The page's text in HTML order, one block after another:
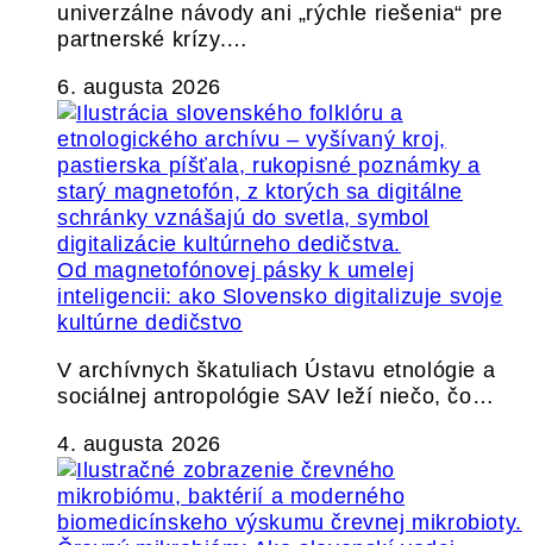
univerzálne návody ani „rýchle riešenia“ pre
partnerské krízy.…
6. augusta 2026
Od magnetofónovej pásky k umelej
inteligencii: ako Slovensko digitalizuje svoje
kultúrne dedičstvo
V archívnych škatuliach Ústavu etnológie a
sociálnej antropológie SAV leží niečo, čo…
4. augusta 2026